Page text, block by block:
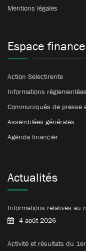
Mentions légales
Espace finance
Action Selectirente
Informations réglementées
Communiqués de presse
Assemblées générales
Agenda financier
Actualités
Informations relatives au
4 août 2026
Activité et résultats du